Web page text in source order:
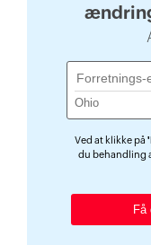
Ved at klikke på
du behandling